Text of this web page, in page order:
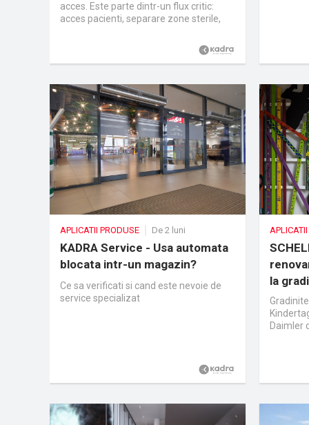
acces. Este parte dintr-un flux critic:
acces pacienti, separare zone sterile,
sectiilor. Cand o usa automata se
blocheaza intr-un spital, problema nu
APLICATII PRODUSE De 2 luni
KADRA Service - Usa automata
blocata intr-un magazin?
Ce sa verificati si cand este nevoie de
service specializat
la
Daimler